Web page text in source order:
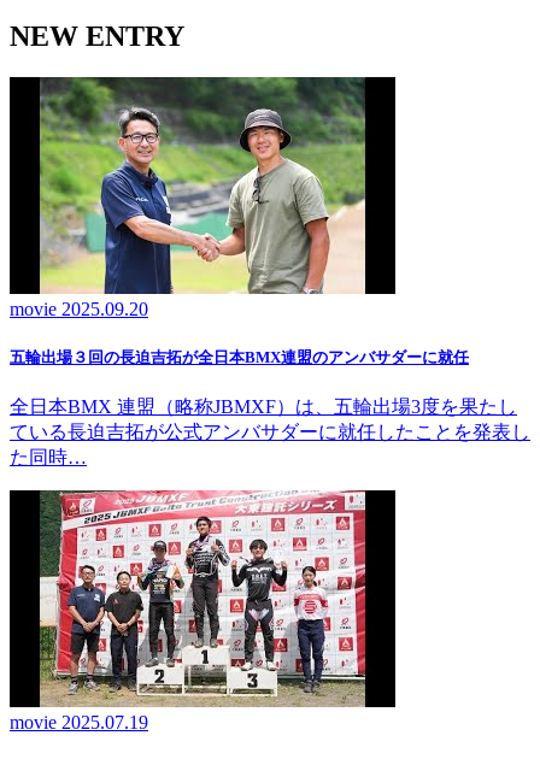
NEW ENTRY
movie 2025.09.20
五輪出場３回の長迫吉拓が全日本BMX連盟のアンバサダーに就任
全日本BMX 連盟（略称JBMXF）は、五輪出場3度を果たし
ている長迫吉拓が公式アンバサダーに就任したことを発表し
た同時…
movie 2025.07.19